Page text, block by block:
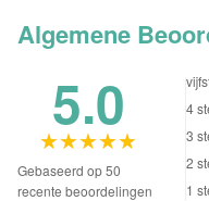
Algemene
5.0
★★★★★
★★★★★
Gebaseerd op 50
recente beoordelingen
4
3
2
1